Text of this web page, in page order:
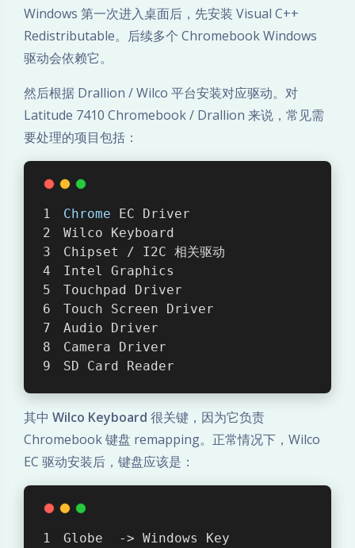
Windows 第一次进入桌面后，先安装 Visual C++
Redistributable。后续多个 Chromebook Windows
驱动会依赖它。
然后根据 Drallion / Wilco 平台安装对应驱动。对
Latitude 7410 Chromebook / Drallion 来说，常见需
要处理的项目包括：
Chrome EC Driver
Wilco Keyboard
Chipset / I2C 相关驱动
Intel Graphics
Touchpad Driver
Touch Screen Driver
Audio Driver
Camera Driver
SD Card Reader
其中 Wilco Keyboard 很关键，因为它负责
Chromebook 键盘 remapping。正常情况下，Wilco
EC 驱动安装后，键盘应该是：
Globe  -> Windows Key